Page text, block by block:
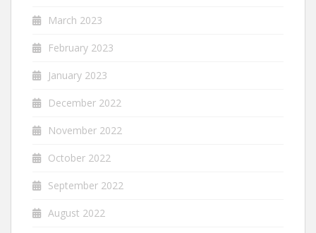
March 2023
February 2023
January 2023
December 2022
November 2022
October 2022
September 2022
August 2022